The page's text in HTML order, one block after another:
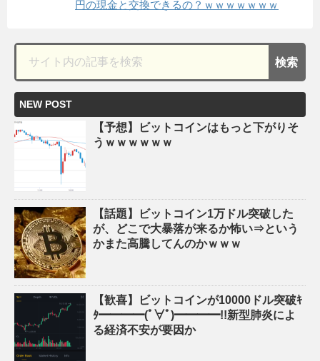
円の現金と交換できるの？ｗｗｗｗｗｗｗ
NEW POST
【予想】ビットコインはもっと下がりそ
うｗｗｗｗｗｗ
【話題】ビットコイン1万ドル突破した
が、どこで大暴落が来るか怖い⇒という
かまた高騰してんのかｗｗｗ
【歓喜】ビットコインが10000ドル突破ｷ
ﾀ━━━━(ﾟ∀ﾟ)━━━━!!新型肺炎によ
る経済不安が要因か